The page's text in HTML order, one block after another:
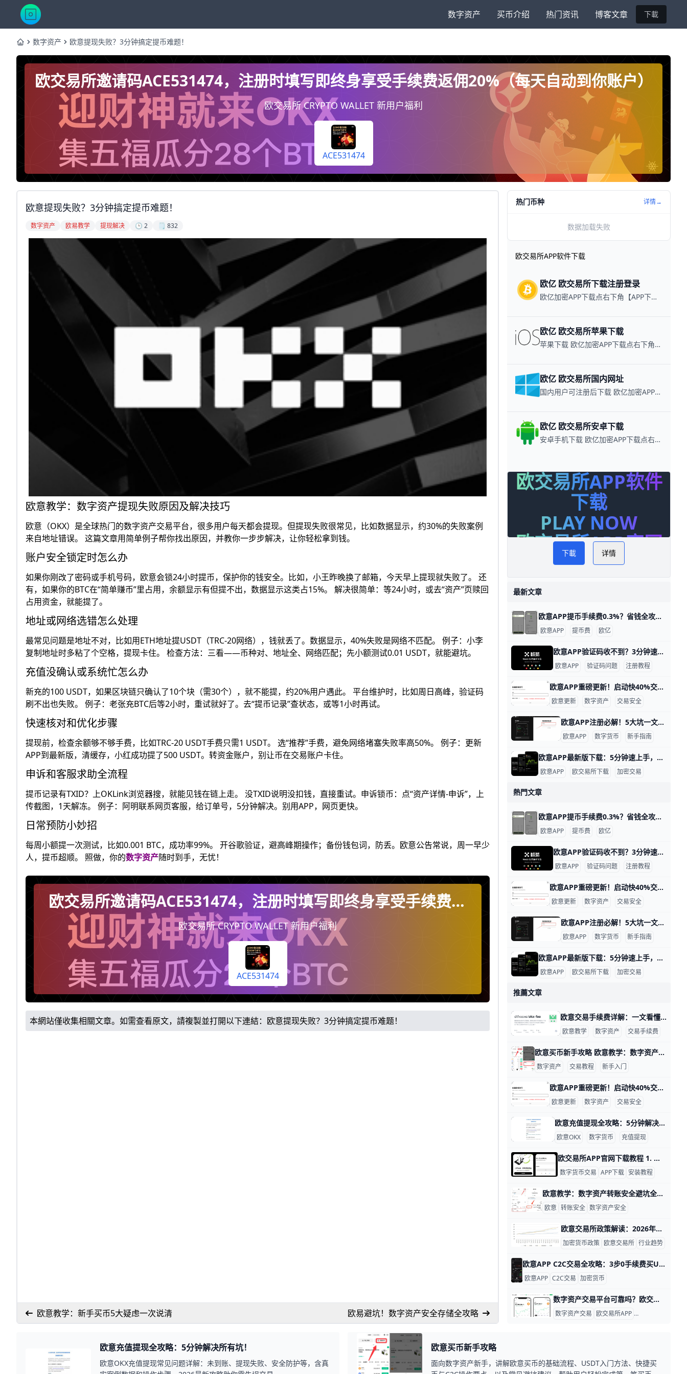
数字资产 买币介绍 热门资讯 博客文章 下載
Home数字资产 欧意提现失败？3分钟搞定提币难题！
欧交易所邀请码ACE531474，注册时填写即终身享受手续费返佣20%（每天自动到你账户）
欧交易所 CRYPTO WALLET 新用户福利
ACE531474
欧意提现失败？3分钟搞定提币难题！
数字资产 欧易教学 提现解决 🕒 2 🗒️ 832
欧意教学：数字资产提现失败原因及解决技巧
欧意（OKX）是全球热门的数字资产交易平台，很多用户每天都会提现。但提现失败很常见，比如数据显示，约30%的失败案例
来自地址错误。 这篇文章用简单例子帮你找出原因，并教你一步步解决，让你轻松拿到钱。
账户安全锁定时怎么办
如果你刚改了密码或手机号码，欧意会锁24小时提币，保护你的钱安全。比如，小王昨晚换了邮箱，今天早上提现就失败了。 还
有，如果你的BTC在“简单赚币”里占用，余额显示有但提不出，数据显示这类占15%。 解决很简单：等24小时，或去“资产”页赎回
占用资金，就能提了。
地址或网络选错怎么处理
最常见问题是地址不对，比如用ETH地址提USDT（TRC-20网络），钱就丢了。数据显示，40%失败是网络不匹配。 例子：小李
复制地址时多粘了个空格，提现卡住。 检查方法：三看——币种对、地址全、网络匹配；先小额测试0.01 USDT，就能避坑。
充值没确认或系统忙怎么办
新充的100 USDT，如果区块链只确认了10个块（需30个），就不能提，约20%用户遇此。 平台维护时，比如周日高峰，验证码
刷不出也失败。 例子：老张充BTC后等2小时，重试就好了。去“提币记录”查状态，或等1小时再试。
快速核对和优化步骤
提现前，检查余额够不够手费，比如TRC-20 USDT手费只需1 USDT。 选“推荐”手费，避免网络堵塞失败率高50%。 例子：更新
APP到最新版，清缓存，小红成功提了500 USDT。转资金账户，别让币在交易账户卡住。
申诉和客服求助全流程
提币记录有TXID？上OKLink浏览器搜，就能见钱在链上走。 没TXID说明没扣钱，直接重试。申诉锁币：点“资产详情-申诉”，上
传截图，1天解冻。 例子：阿明联系网页客服，给订单号，5分钟解决。别用APP，网页更快。
日常预防小妙招
每周小额提一次测试，比如0.001 BTC，成功率99%。 开谷歌验证，避高峰期操作；备份钱包词，防丢。欧意公告常说，周一早少
人，提币超顺。 照做，你的数字资产随时到手，无忧！
欧交易所邀请码ACE531474，注册时填写即终身享受手续费返
佣20%（每天自动到你账户）
欧交易所 CRYPTO WALLET 新用户福利
ACE531474
本網站僅收集相關文章。如需查看原文，請複製並打開以下連結： 欧意提现失败？3分钟搞定提币难题！
欧意教学：新手买币5大疑虑一次说清 欧易避坑！数字资产安全存储全攻略
热门币种 详情→
数据加载失败
欧交易所APP软件下载
欧亿 欧交易所下载注册登录
欧亿加密APP下载点右下角【APP下载】联系客服 每日更新可用链接
欧亿 欧交易所苹果下载
苹果下载 欧亿加密APP下载点右下角【APP下载】联系客服 每日更新可用链接
欧亿 欧交易所国内网址
国内用户可注册后下载 欧亿加密APP下载点右下角【APP下载】联系客服 每日更新可用链接
欧亿 欧交易所安卓下载
安卓手机下载 欧亿加密APP下载点右下角【APP下载】联系客服 每日更新可用链接
欧交易所APP软件
下载
PLAY NOW
欧交易所APP官网
下载
下載 详情
最新文章
欧意APP提币手续费0.3%？省钱全攻略曝光！ 欧意APP提币手续费说明 欧意APP（欧亿）提币手续费简单来说分成两部分：平台固定费和网络矿工费。以USDT为例，TRC20链固定费通常0.5 USDT，网络费在网络不堵时约1-2 USDT，总费可能3 USDT左右。如果你提1000 USDT，到账约997 USDT。60so+1
欧意APP 提币费 欧亿
欧意APP验证码收不到？3分钟速解卡死bug！ 在注册欧意APP时，很多人会遇到“验证码收不到”的问题，比如明明点击了三四次“发送验证码”，短信却始终没有提示，这不仅耽误开户时间，还可能错过行情机会。遇到这种情况，不要着急退出或频繁乱点按钮，而是可以一步步检查网络、短信设置和账号信息，把问题锁定在某一个环节，再针对性解决，这样既省时间，又能确保之后每次登录都更顺畅。
欧意APP 验证码问题 注册教程
欧意APP重磅更新！启动快40%交易更安全 亲爱的欧意用户： 我们非常高兴向大家宣布，欧意APP迎来了全新的版本更新！这次升级是根据大量用户反馈与使用数据进行的优化，旨在让您在日常交易和资产管理中拥有更流畅、更安全的体验。例如，新版启动速度比旧版快了近40%，操作界面加载时间减少了约30%，让您在每一次使用时都能感受到明显的提升。
欧意更新 数字资产 交易安全
欧意APP注册必解！5大坑一文搞定 欧意APP注册账号常见问题 欧意（欧亿）APP是很多人用来买卖数字货币的热门平台。新手注册时常碰上小麻烦，比如下载慢或收不到验证码。这些问题其实很好解决，我们一步步来聊聊。
欧意APP 数字货币 新手指南
欧意APP最新版下载：5分钟速上手，交易更安全！ 欧意APP下载最新版本指南 欧意APP（也叫欧一）是全球热门的数字货币交易平台，最新版本是v6.37.0，2025年9月更新。它支持比特币、以太坊等300多种币种交易，每天交易量超100亿美元，用户超5000万。 下载新版，你能享用更快加载速度，比如首页只需2秒打开，还有新加的合约网格交易功能。9928776+2
欧意APP 欧交易所下载 加密交易
熱門文章
欧意APP提币手续费0.3%？省钱全攻略曝光！ 欧意APP提币手续费说明 欧意APP（欧亿）提币手续费简单来说分成两部分：平台固定费和网络矿工费。以USDT为例，TRC20链固定费通常0.5 USDT，网络费在网络不堵时约1-2 USDT，总费可能3 USDT左右。如果你提1000 USDT，到账约997 USDT。60so+1
欧意APP 提币费 欧亿
欧意APP验证码收不到？3分钟速解卡死bug！ 在注册欧意APP时，很多人会遇到“验证码收不到”的问题，比如明明点击了三四次“发送验证码”，短信却始终没有提示，这不仅耽误开户时间，还可能错过行情机会。遇到这种情况，不要着急退出或频繁乱点按钮，而是可以一步步检查网络、短信设置和账号信息，把问题锁定在某一个环节，再针对性解决，这样既省时间，又能确保之后每次登录都更顺畅。
欧意APP 验证码问题 注册教程
欧意APP重磅更新！启动快40%交易更安全 亲爱的欧意用户： 我们非常高兴向大家宣布，欧意APP迎来了全新的版本更新！这次升级是根据大量用户反馈与使用数据进行的优化，旨在让您在日常交易和资产管理中拥有更流畅、更安全的体验。例如，新版启动速度比旧版快了近40%，操作界面加载时间减少了约30%，让您在每一次使用时都能感受到明显的提升。
欧意更新 数字资产 交易安全
欧意APP注册必解！5大坑一文搞定 欧意APP注册账号常见问题 欧意（欧亿）APP是很多人用来买卖数字货币的热门平台。新手注册时常碰上小麻烦，比如下载慢或收不到验证码。这些问题其实很好解决，我们一步步来聊聊。
欧意APP 数字货币 新手指南
欧意APP最新版下载：5分钟速上手，交易更安全！ 欧意APP下载最新版本指南 欧意APP（也叫欧一）是全球热门的数字货币交易平台，最新版本是v6.37.0，2025年9月更新。它支持比特币、以太坊等300多种币种交易，每天交易量超100亿美元，用户超5000万。 下载新版，你能享用更快加载速度，比如首页只需2秒打开，还有新加的合约网格交易功能。9928776+2
欧意APP 欧交易所下载 加密交易
推薦文章
欧意交易手续费详解：一文看懂挂单、吃单、合约与提币成本 在数字资产交易中，手续费是每位投资者都要直接面对的成本，它会直接影响你最终能赚到多少钱。以欧意（OKX）这类主流交易所为例，了解它的手续费结构，可以帮助你更好地控制交易成本，让资金使用更有效率。例如，如果你一天交易10,000 USDT，手续费差0.01%，一年下来可能就相差几千USDT。这篇文章将用简单、清晰的方式，帮你完全看懂欧意平台的数字资产交易手续费。
欧意教学 数字资产 交易手续费
欧意买币新手攻略 欧意教学：数字资产新手买币全攻略 对于刚接触数字资产的人来说，第一步不是急着买很多币，而是先把流程学会。你可以先完成注册、身份认证，再用小额资金买入 USDT 作为入门，比如先从 100 元、200 元这样的小额开始练习，这样更容易看懂价格、手续费和到账时间。
数字资产 交易教程 新手入门
欧意APP重磅更新！启动快40%交易更安全 亲爱的欧意用户： 我们非常高兴向大家宣布，欧意APP迎来了全新的版本更新！这次升级是根据大量用户反馈与使用数据进行的优化，旨在让您在日常交易和资产管理中拥有更流畅、更安全的体验。例如，新版启动速度比旧版快了近40%，操作界面加载时间减少了约30%，让您在每一次使用时都能感受到明显的提升。
欧意更新 数字资产 交易安全
欧意充值提现全攻略：5分钟解决所有坑！ 欧意交易所充值提现常见问题解答 欧意（OKX）是全球知名的数字货币交易平台，每天有数百万用户进行充值和提现操作。根据平台数据，2026年第一季度，充值交易量超过5000万笔，提现量达3000万笔，但约5%的用户会遇到小问题，比如延迟到账或操作失败。 这篇文章用简单的话解答常见疑问，配上例子，让你轻松搞定资金操作，不再担心。
欧意OKX 数字货币 充值提现
欧交易所APP官网下载教程 1. 欧交易所APP官网下载安装教程：先找官方入口 想要安全下载欧交易所APP，第一步一定是打开官网入口，再从官网页面进入下载页。这样做的好处很直接：你拿到的是官方安装包，不容易下载到被修改过的版本，也能减少安装失败和账号风险。比如，官网通常会提供“下载”或“更多客户端”入口，用户点进去后就能看到手机端和电脑端的不同版本。
数字货币交易 APP下载 安装教程
欧意教学：数字资产转账安全避坑全攻略 在数字资产交易中，转账操作看似简单，只是一次“点击确认”，但背后涉及的安全细节却可能直接决定你的资产能否安全到账。比如在欧易（OKX）等主流交易所进行充提币时，如果地址填错、网络选错，几万美元的资产可能瞬间被转到错误的钱包，而且无法追回。根据欧易官方数据，2023 年以来平台拦截的异常转账中，超过 60% 与地址错误或网络选错有关。本文将用具体例子和数据，帮你一步步看清数字资产转账中常见的安全风险，以及如何在日常操作中保护自己。
欧意 转账安全 数字资产安全
欧意交易所政策解读：2026年加密货币政策与行业趋势 近年来，加密货币已经从一个小众的“极客游戏”变成了全球金融市场里越来越重要的一部分，而欧意交易所（歐yi）所处的监管和政策环境，正在深刻影响整个行业的发展方向。2025—2026年，各国政府出台了一系列和加密货币相关的政策，这些政策不仅改变了交易所的运营方式，也改变了普通用户参与市场的方式。
加密货币政策 欧意交易所 行业趋势
欧意APP C2C交易全攻略：3步0手续费买USDT 欧意APP C2C交易全攻略 欧意APP（欧yi）C2C交易让买卖加密货币变得超级简单，就像网购一样方便。你可以直接用港币（HKD）买USDT，通常价格在1 USDT ≈ 7.8 HKD左右，0手续费。ncsep+1
欧意APP C2C交易 加密货币
数字资产交易平台可靠吗？欧交易所APP注册与交易新手完整教程 数字资产交易平台靠谱不，其实要看平台是不是合规、安全性够不够，以及是不是够透明、够公开。只要你掌握这些判断方法，再结合真实案例，基本可以避开大部分坑，安心使用像欧交易所这样的主流APP做入门交易。
数字资产交易 欧交易所APP 加密货币教程
欧意充值提现全攻略：5分钟解决所有坑！
欧意OKX充值提现常见问题详解：未到账、提现失败、安全防护等，含真
欧意买币新手攻略
面向数字资产新手，讲解欧意买币的基础流程、USDT入门方法、快捷买